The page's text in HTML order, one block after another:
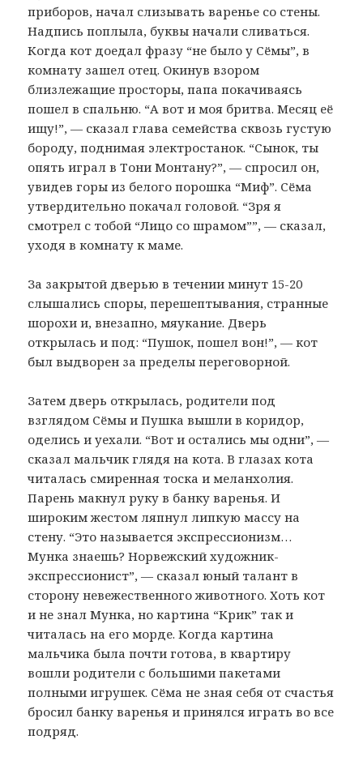
приборов, начал слизывать варенье со стены.
Надпись поплыла, буквы начали сливаться.
Когда кот доедал фразу “не было у Сёмы”, в
комнату зашел отец. Окинув взором
близлежащие просторы, папа покачиваясь
пошел в спальню. “А вот и моя бритва. Месяц её
ищу!”, — сказал глава семейства сквозь густую
бороду, поднимая электростанок. “Сынок, ты
опять играл в Тони Монтану?”, — спросил он,
увидев горы из белого порошка “Миф”. Сёма
утвердительно покачал головой. “Зря я
смотрел с тобой “Лицо со шрамом””, — сказал,
уходя в комнату к маме.
За закрытой дверью в течении минут 15-20
слышались споры, перешептывания, странные
шорохи и, внезапно, мяукание. Дверь
открылась и под: “Пушок, пошел вон!”, — кот
был выдворен за пределы переговорной.
Затем дверь открылась, родители под
взглядом Сёмы и Пушка вышли в коридор,
оделись и уехали. “Вот и остались мы одни”, —
сказал мальчик глядя на кота. В глазах кота
читалась смиренная тоска и меланхолия.
Парень макнул руку в банку варенья. И
широким жестом ляпнул липкую массу на
стену. “Это называется экспрессионизм…
Мунка знаешь? Норвежский художник-
экспрессионист”, — сказал юный талант в
сторону невежественного животного. Хоть кот
и не знал Мунка, но картина “Крик” так и
читалась на его морде. Когда картина
мальчика была почти готова, в квартиру
вошли родители с большими пакетами
полными игрушек. Сёма не зная себя от счастья
бросил банку варенья и принялся играть во все
подряд.